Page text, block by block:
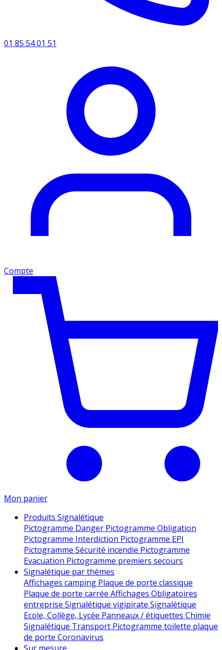
01 85 54 01 51
Compte
Mon panier
Produits Signalétique
Pictogramme Danger Pictogramme Obligation
Pictogramme Interdiction Pictogramme EPI
Pictogramme Sécurité incendie Pictogramme
Evacuation Pictogramme premiers secours
Signalétique par thèmes
Affichages camping Plaque de porte classique
Plaque de porte carrée Affichages Obligatoires
entreprise Signalétique vigipirate Signalétique
Ecole, Collège, Lycée Panneaux / étiquettes Chimie
Signalétique Transport Pictogramme toilette plaque
de porte Coronavirus